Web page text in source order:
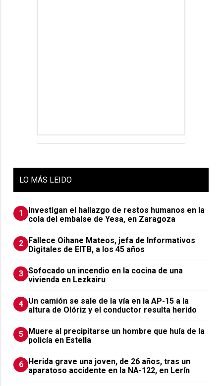
LO MÁS LEIDO
1
Investigan el hallazgo de restos humanos en la
cola del embalse de Yesa, en Zaragoza
2 Fallece Oihane Mateos, jefa de Informativos
Digitales de EITB, a los 45 años
3 Sofocado un incendio en la cocina de una
vivienda en Lezkairu
4 Un camión se sale de la vía en la AP-15 a la
altura de Olóriz y el conductor resulta herido
5 Muere al precipitarse un hombre que huía de la
policía en Estella
6 Herida grave una joven, de 26 años, tras un
aparatoso accidente en la NA-122, en Lerín